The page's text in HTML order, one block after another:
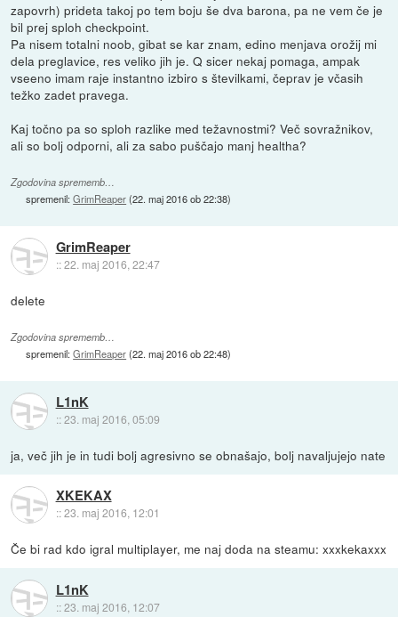
zapovrh) prideta takoj po tem boju še dva barona, pa ne vem če je
bil prej sploh checkpoint.
Pa nisem totalni noob, gibat se kar znam, edino menjava orožij mi
dela preglavice, res veliko jih je. Q sicer nekaj pomaga, ampak
vseeno imam raje instantno izbiro s številkami, čeprav je včasih
težko zadet pravega.
Kaj točno pa so sploh razlike med težavnostmi? Več sovražnikov,
ali so bolj odporni, ali za sabo puščajo manj healtha?
Zgodovina sprememb…
spremenil:GrimReaper(22. maj 2016 ob 22:38)
GrimReaper
::22. maj 2016, 22:47
delete
Zgodovina sprememb…
spremenil:GrimReaper(22. maj 2016 ob 22:48)
L1nK
::23. maj 2016, 05:09
ja, več jih je in tudi bolj agresivno se obnašajo, bolj navaljujejo nate
XKEKAX
::23. maj 2016, 12:01
Če bi rad kdo igral multiplayer, me naj doda na steamu: xxxkekaxxx
L1nK
::23. maj 2016, 12:07